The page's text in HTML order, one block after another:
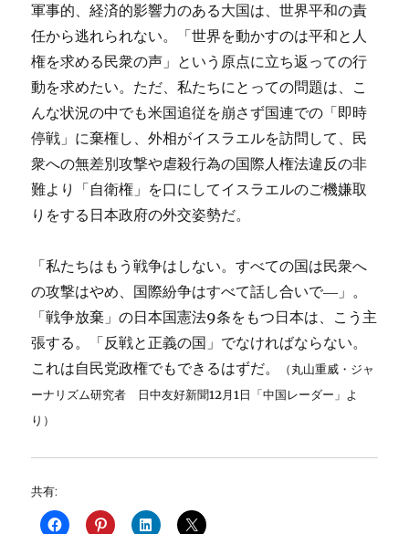
軍事的、経済的影響力のある大国は、世界平和の責
任から逃れられない。「世界を動かすのは平和と人
権を求める民衆の声」という原点に立ち返っての行
動を求めたい。ただ、私たちにとっての問題は、こ
んな状況の中でも米国追従を崩さず国連での「即時
停戦」に棄権し、外相がイスラエルを訪問して、民
衆への無差別攻撃や虐殺行為の国際人権法違反の非
難より「自衛権」を口にしてイスラエルのご機嫌取
りをする日本政府の外交姿勢だ。
「私たちはもう戦争はしない。すべての国は民衆へ
の攻撃はやめ、国際紛争はすべて話し合いで―」。
「戦争放棄」の日本国憲法9条をもつ日本は、こう主
張する。「反戦と正義の国」でなければならない。
これは自民党政権でもできるはずだ。
（丸山重威・ジャ
ーナリズム研究者 日中友好新聞12月1日「中国レーダー」よ
り）
共有: